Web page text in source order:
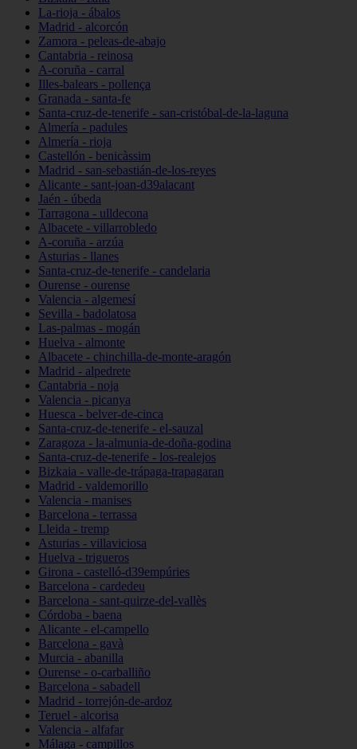
La-rioja - ábalos
Madrid - alcorcón
Zamora - peleas-de-abajo
Cantabria - reinosa
A-coruña - carral
Illes-balears - pollença
Granada - santa-fe
Santa-cruz-de-tenerife - san-cristóbal-de-la-laguna
Almería - padules
Almería - rioja
Castellón - benicàssim
Madrid - san-sebastián-de-los-reyes
Alicante - sant-joan-d39alacant
Jaén - úbeda
Tarragona - ulldecona
Albacete - villarrobledo
A-coruña - arzúa
Asturias - llanes
Santa-cruz-de-tenerife - candelaria
Ourense - ourense
Valencia - algemesí
Sevilla - badolatosa
Las-palmas - mogán
Huelva - almonte
Albacete - chinchilla-de-monte-aragón
Madrid - alpedrete
Cantabria - noja
Valencia - picanya
Huesca - belver-de-cinca
Santa-cruz-de-tenerife - el-sauzal
Zaragoza - la-almunia-de-doña-godina
Santa-cruz-de-tenerife - los-realejos
Bizkaia - valle-de-trápaga-trapagaran
Madrid - valdemorillo
Valencia - manises
Barcelona - terrassa
Lleida - tremp
Asturias - villaviciosa
Huelva - trigueros
Girona - castelló-d39empúries
Barcelona - cardedeu
Barcelona - sant-quirze-del-vallès
Córdoba - baena
Alicante - el-campello
Barcelona - gavà
Murcia - abanilla
Ourense - o-carballiño
Barcelona - sabadell
Madrid - torrejón-de-ardoz
Teruel - alcorisa
Valencia - alfafar
Málaga - campillos